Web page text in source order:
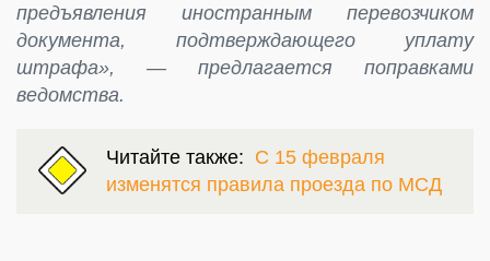
предъявления иностранным перевозчиком
документа, подтверждающего уплату
штрафа», — предлагается поправками
ведомства.
Читайте также: С 15 февраля
изменятся правила проезда по МСД